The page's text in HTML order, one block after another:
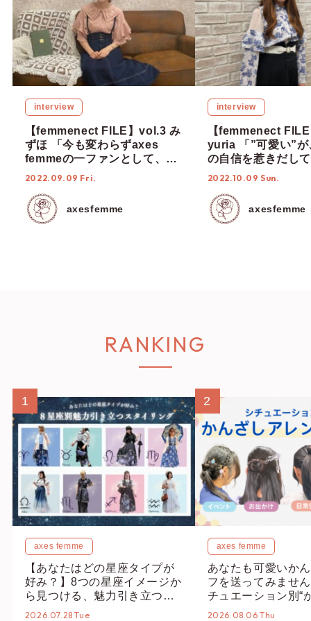
interview
【femmenect FILE】vol.3 み
ずほ 「今も変わらずaxes
femmeの一ファンとして、魅
力を届けていきたい」
2022.09.09 Fri.
axesfemme
interview
【femmenect
yuria 「”可愛い”が
の自信を惹きだし
2022.10.09 Sun.
axesfemme
RANKING
1
axes femme
【あなたはどの星座タイプが
好み？】8つの星座イメージか
ら見つける、魅力引き立つス
タイリング♡
2026.07.28 Tue
2
axes femme
あなたも可愛いか
フを送ってみませ
チュエーション別“
オススメ【ショッ
2026.08.06 Thu